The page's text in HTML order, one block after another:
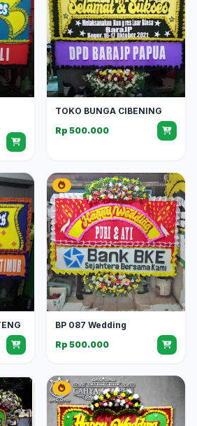
TOKO BUNGA CIBENING
Rp 500.000
BP 087 Wedding
Rp 500.000